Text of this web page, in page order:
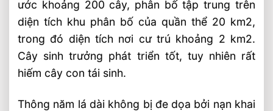
ước khoảng 200 cây, phân bố tập trung trên
diện tích khu phân bố của quần thể 20 km2,
trong đó diện tích nơi cư trú khoảng 2 km2.
Cây sinh trưởng phát triển tốt, tuy nhiên rất
hiếm cây con tái sinh.
Thông năm lá dài không bị đe dọa bởi nạn khai